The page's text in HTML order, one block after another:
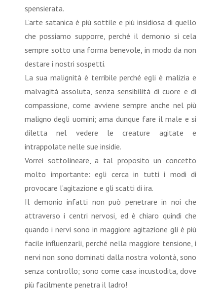
spensierata.
L’arte satanica è più sottile e più insidiosa di quello
che possiamo supporre, perché il demonio si cela
sempre sotto una forma benevole, in modo da non
destare i nostri sospetti.
La sua malignità è terribile perché egli è malizia e
malvagità assoluta, senza sensibilità di cuore e di
compassione, come avviene sempre anche nel più
maligno degli uomini; ama dunque fare il male e si
diletta nel vedere le creature agitate e
intrappolate nelle sue insidie.
Vorrei sottolineare, a tal proposito un concetto
molto importante: egli cerca in tutti i modi di
provocare l’agitazione e gli scatti di ira.
Il demonio infatti non può penetrare in noi che
attraverso i centri nervosi, ed è chiaro quindi che
quando i nervi sono in maggiore agitazione gli è più
facile influenzarli, perché nella maggiore tensione, i
nervi non sono dominati dalla nostra volontà, sono
senza controllo; sono come casa incustodita, dove
più facilmente penetra il ladro!